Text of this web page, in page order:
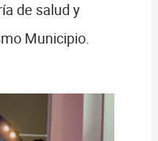
de salud y
Municipio.